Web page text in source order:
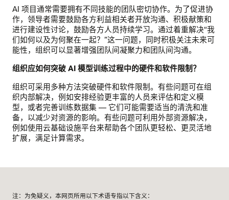
AI 项目通常需要拥有不同技能的团队密切协作。为了促进协
作，领导者需要鼓励各方利益相关者开放沟通、积极献策和
进行建设性讨论，鼓励各方人员持续学习。通过着重解决“我
们如何以及为何聚在一起？”这一问题，同时积极关注未来可
能性，组织可以显著增强团队间凝聚力和团队间沟通。
组织应如何突破 AI 模型训练过程中的硬件和软件限制？
组织可采用多种方法突破硬件和软件限制。有些问题可在组
织内部解决，例如安排经验更丰富的人员来评估和定义模
型，或者完善训练数据集 — 它们可能需要适当的清洗和准
备，以减少对资源的影响。有些问题可利用外部资源解决，
例如使用云基础设施平台来帮助各个团队更轻松、更灵活地
扩展，满足计算需求。
注：为免疑义，本网页所用以下术语专指以下含义：